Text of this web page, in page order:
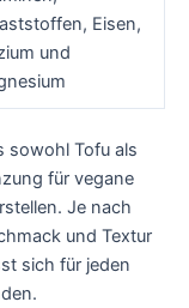
Eisen,
und
sowohl Tofu als
für vegane
Je nach
und Textur
sich für jeden